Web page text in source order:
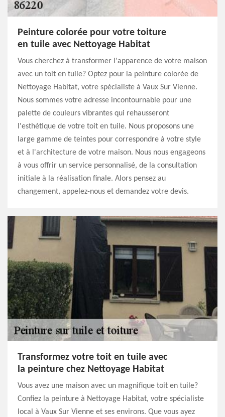
Peinture colorée pour votre toiture
en tuile avec Nettoyage Habitat
Vous cherchez à transformer l'apparence de votre maison
avec un toit en tuile? Optez pour la peinture colorée de
Nettoyage Habitat, votre spécialiste à Vaux Sur Vienne.
Nous sommes votre adresse incontournable pour une
palette de couleurs vibrantes qui rehausseront
l'esthétique de votre toit en tuile. Nous proposons une
large gamme de teintes pour correspondre à votre style
et à l'architecture de votre maison. Nous nous engageons
à vous offrir un service personnalisé, de la consultation
initiale à la réalisation finale. Alors pensez au
changement, appelez-nous et demandez votre devis.
Transformez votre toit en tuile avec
la peinture chez Nettoyage Habitat
Vous avez une maison avec un magnifique toit en tuile?
Confiez la peinture à Nettoyage Habitat, votre spécialiste
local à Vaux Sur Vienne et ses environs. Que vous ayez